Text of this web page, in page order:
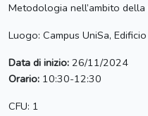
Metodologia nell’ambito della
Luogo: Campus UniSa,
Data di inizio: 26/11/2024
Orario: 10:30-12:30
CFU: 1